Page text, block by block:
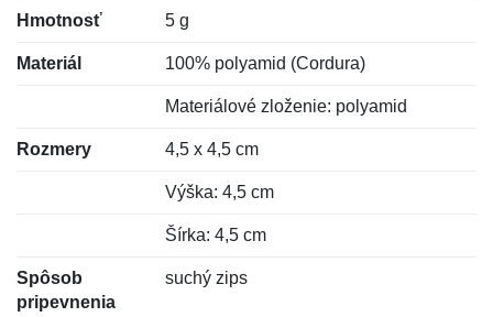
Hmotnosť 5 g
Materiál 100% polyamid (Cordura)
Materiálové zloženie: polyamid
Rozmery 4,5 x 4,5 cm
Výška: 4,5 cm
Šírka: 4,5 cm
Spôsob
pripevnenia
suchý zips